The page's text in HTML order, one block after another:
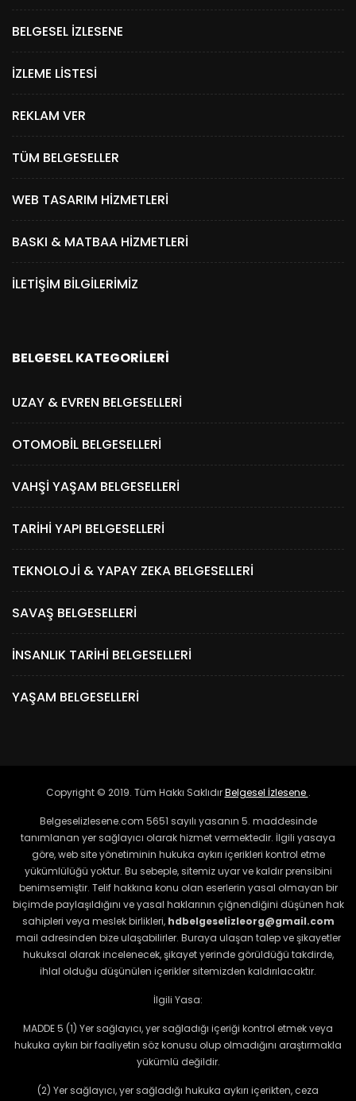
BELGESEL İZLESENE
İZLEME LISTESI
REKLAM VER
TÜM BELGESELLER
WEB TASARIM HIZMETLERI
BASKI & MATBAA HIZMETLERI
İLETIŞIM BILGILERIMIZ
BELGESEL KATEGORILERI
UZAY & EVREN BELGESELLERI
OTOMOBIL BELGESELLERI
VAHŞI YAŞAM BELGESELLERI
TARIHI YAPI BELGESELLERI
TEKNOLOJI & YAPAY ZEKA BELGESELLERI
SAVAŞ BELGESELLERI
İNSANLIK TARIHI BELGESELLERI
YAŞAM BELGESELLERI
Copyright © 2019. Tüm Hakkı SaklıdırBelgesel İzlesene .
Belgeselizlesene.com 5651 sayılı yasanın 5. maddesinde
tanımlanan yer sağlayıcı olarak hizmet vermektedir. İlgili yasaya
göre, web site yönetiminin hukuka aykırı içerikleri kontrol etme
yükümlülüğü yoktur. Bu sebeple, sitemiz uyar ve kaldır prensibini
benimsemiştir. Telif hakkına konu olan eserlerin yasal olmayan bir
biçimde paylaşıldığını ve yasal haklarının çiğnendiğini düşünen hak
sahipleri veya meslek birlikleri, hdbelgeselizleorg@gmail.com
mail adresinden bize ulaşabilirler. Buraya ulaşan talep ve şikayetler
hukuksal olarak incelenecek, şikayet yerinde görüldüğü takdirde,
ihlal olduğu düşünülen içerikler sitemizden kaldırılacaktır.
İlgili Yasa:
MADDE 5 (1) Yer sağlayıcı, yer sağladığı içeriği kontrol etmek veya
hukuka aykırı bir faaliyetin söz konusu olup olmadığını araştırmakla
yükümlü değildir.
(2) Yer sağlayıcı, yer sağladığı hukuka aykırı içerikten, ceza